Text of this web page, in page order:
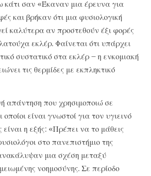
κάτι σαν «Έκαναν μια έρευνα για
και βρήκαν ότι μια φυσιολογική
καλύτερα αν προστεθούν έξι φορές
εκλέρ. Φαίνεται ότι υπάρχει
συστατικό στα εκλέρ – η ενκομιακή
τις θερμίδες με εκπληκτικό
απάντηση που χρησιμοποιώ σε
είναι γνωστοί για τον υγιεινό
η εξής: «Πρέπει να το μάθεις
στο πανεπιστήμιο της
μια σχέση μεταξύ
νοημοσύνης. Σε περίοδο